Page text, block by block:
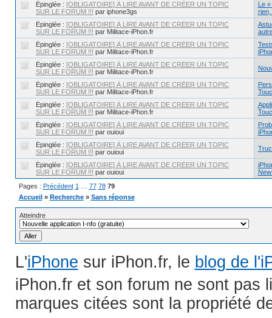
Épinglée : [OBLIGATOIRE] À LIRE AVANT DE CRÉER UN TOPIC
SUR LE FORUM !!! par iphone3gs
Le
Épinglée : [OBLIGATOIRE] À LIRE AVANT DE CRÉER UN TOPIC
SUR LE FORUM !!! par Militace-iPhon.fr
Épinglée : [OBLIGATOIRE] À LIRE AVANT DE CRÉER UN TOPIC
SUR LE FORUM !!! par Militace-iPhon.fr
Épinglée : [OBLIGATOIRE] À LIRE AVANT DE CRÉER UN TOPIC
SUR LE FORUM !!! par Militace-iPhon.fr
Épinglée : [OBLIGATOIRE] À LIRE AVANT DE CRÉER UN TOPIC
SUR LE FORUM !!! par Militace-iPhon.fr
Épinglée : [OBLIGATOIRE] À LIRE AVANT DE CRÉER UN TOPIC
SUR LE FORUM !!! par Militace-iPhon.fr
Épinglée : [OBLIGATOIRE] À LIRE AVANT DE CRÉER UN TOPIC
SUR LE FORUM !!! par ouioui
Épinglée : [OBLIGATOIRE] À LIRE AVANT DE CRÉER UN TOPIC
SUR LE FORUM !!! par ouioui
Épinglée : [OBLIGATOIRE] À LIRE AVANT DE CRÉER UN TOPIC
SUR LE FORUM !!! par ouioui
Pages : Précédent 1 77 78 79
Accueil » Recherche » Sans réponse
Atteindre
L'iPhone sur iPhon.fr, le blog de
iPhon.fr et son forum ne sont pas
marques citées sont la propriété